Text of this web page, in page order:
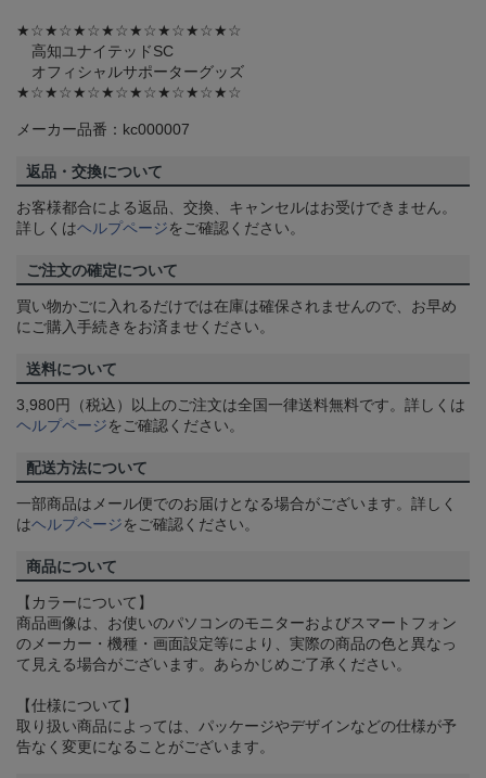
★☆★☆★☆★☆★☆★☆★☆★☆
高知ユナイテッドSC
オフィシャルサポーターグッズ
★☆★☆★☆★☆★☆★☆★☆★☆
メーカー品番：kc000007
返品・交換について
お客様都合による返品、交換、キャンセルはお受けできません。
詳しくはヘルプページをご確認ください。
ご注文の確定について
買い物かごに入れるだけでは在庫は確保されませんので、お早め
にご購入手続きをお済ませください。
送料について
3,980円（税込）以上のご注文は全国一律送料無料です。詳しくは
ヘルプページをご確認ください。
配送方法について
一部商品はメール便でのお届けとなる場合がございます。詳しく
はヘルプページをご確認ください。
商品について
【カラーについて】
商品画像は、お使いのパソコンのモニターおよびスマートフォン
のメーカー・機種・画面設定等により、実際の商品の色と異なっ
て見える場合がございます。あらかじめご了承ください。
【仕様について】
取り扱い商品によっては、パッケージやデザインなどの仕様が予
告なく変更になることがございます。